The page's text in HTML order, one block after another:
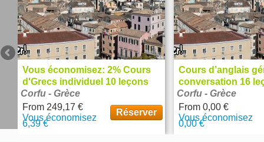
Vous économisez: 2% Cours
d'Grecs individuel 10 leçons
par semaine
Corfu - Grèce
From 249,17 €
Vous économisez
6,39 €
Réserver
Cours d’anglais
conversation 16
semaine
Corfu - Grèce
From 0,00 €
Vous économisez
0,00 €